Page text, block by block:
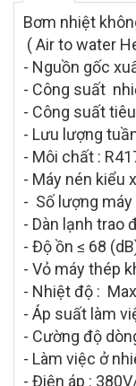
Bơm nhiệt
( Air to water
- Nguồn gốc
- Công suất
- Công suất
- Lưu lượng
- Môi chất :
- Máy nén kiểu
- Số lượng máy
- Dàn lạnh trao
- Độ ồn ≤ 68
- Vỏ máy thép
- Nhiệt độ :
- Áp suất làm
- Cường độ
- Làm việc ở
- Điện áp :